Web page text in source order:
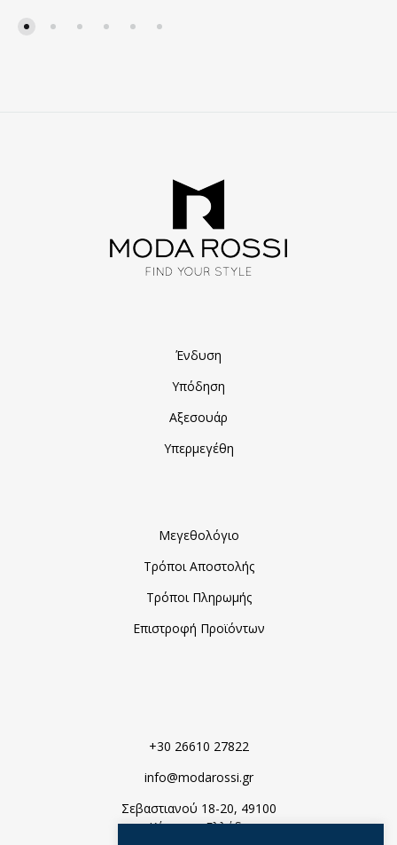
Ένδυση
Υπόδηση
Αξεσουάρ
Υπερμεγέθη
Μεγεθολόγιο
Τρόποι Αποστολής
Τρόποι Πληρωμής
Επιστροφή Προϊόντων
+30 26610 27822
info@modarossi.gr
Σεβαστιανού 18-20, 49100
Κέρκυρα, Ελλάδα